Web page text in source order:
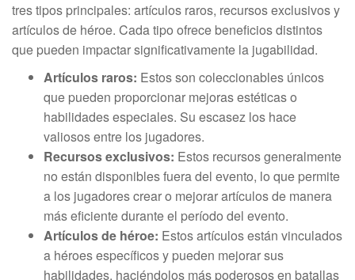
tres tipos principales: artículos raros, recursos exclusivos y
artículos de héroe. Cada tipo ofrece beneficios distintos
que pueden impactar significativamente la jugabilidad.
Artículos raros: Estos son coleccionables únicos
que pueden proporcionar mejoras estéticas o
habilidades especiales. Su escasez los hace
valiosos entre los jugadores.
Recursos exclusivos: Estos recursos generalmente
no están disponibles fuera del evento, lo que permite
a los jugadores crear o mejorar artículos de manera
más eficiente durante el período del evento.
Artículos de héroe: Estos artículos están vinculados
a héroes específicos y pueden mejorar sus
habilidades, haciéndolos más poderosos en batallas